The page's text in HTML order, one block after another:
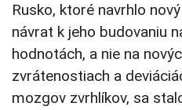
Rusko, ktoré navrhlo
návrat k jeho budovaniu
hodnotách, a nie na
zvrátenostiach a
mozgov zvrhlíkov, sa